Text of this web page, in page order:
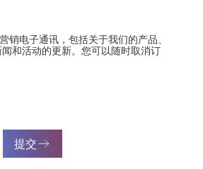
销电子通讯，包括关于我们的产品、
和活动的更新。您可以随时取消订
提交